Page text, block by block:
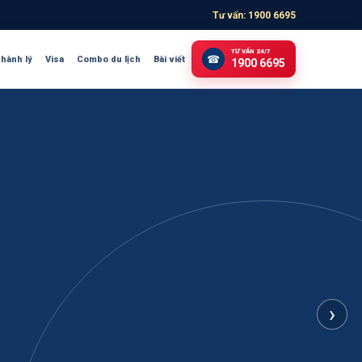
Tư vấn: 1900 6695
lý Visa Combo du lịch Bài viết ☎
TƯ VẤN 24/7
1900 6695
›